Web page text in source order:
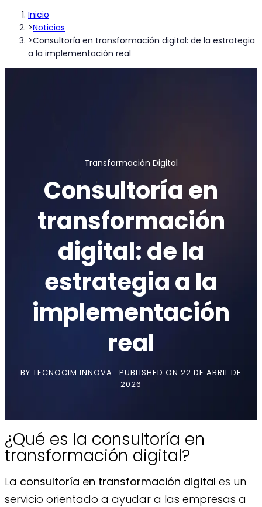
Inicio
>Noticias
>Consultoría en transformación digital: de la estrategia
a la implementación real
Transformación Digital
Consultoría en
transformación
digital: de la
estrategia a la
implementación
real
BY TECNOCIM INNOVA PUBLISHED ON 22 DE ABRIL DE
2026
¿Qué es la consultoría en
transformación digital?
La consultoría en transformación digital es un
servicio orientado a ayudar a las empresas a